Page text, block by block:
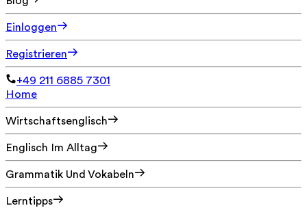
Einloggen
Registrieren
+49 211 6885 7301
Home
Wirtschaftsenglisch
Englisch Im Alltag
Grammatik Und Vokabeln
Lerntipps